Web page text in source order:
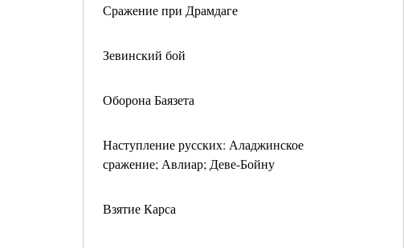
Сражение при Драмдаге
Зевинский бой
Оборона Баязета
Наступление русских: Аладжинское
сражение; Авлиар; Деве-Бойну
Взятие Карса